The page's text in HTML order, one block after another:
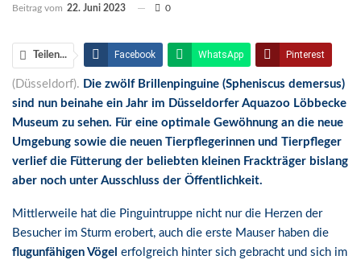
Beitrag vom 22. Juni 2023 0
Teilen... Facebook WhatsApp Pinterest
Email Linkedin Telegram
Facebook Messenger
(Düsseldorf). Die zwölf Brillenpinguine (Spheniscus demersus)
sind nun beinahe ein Jahr im Düsseldorfer Aquazoo Löbbecke
Museum zu sehen. Für eine optimale Gewöhnung an die neue
Umgebung sowie die neuen Tierpflegerinnen und Tierpfleger
verlief die Fütterung der beliebten kleinen Frackträger bislang
aber noch unter Ausschluss der Öffentlichkeit.
Mittlerweile hat die Pinguintruppe nicht nur die Herzen der
Besucher im Sturm erobert, auch die erste Mauser haben die
flugunfähigen Vögel erfolgreich hinter sich gebracht und sich im